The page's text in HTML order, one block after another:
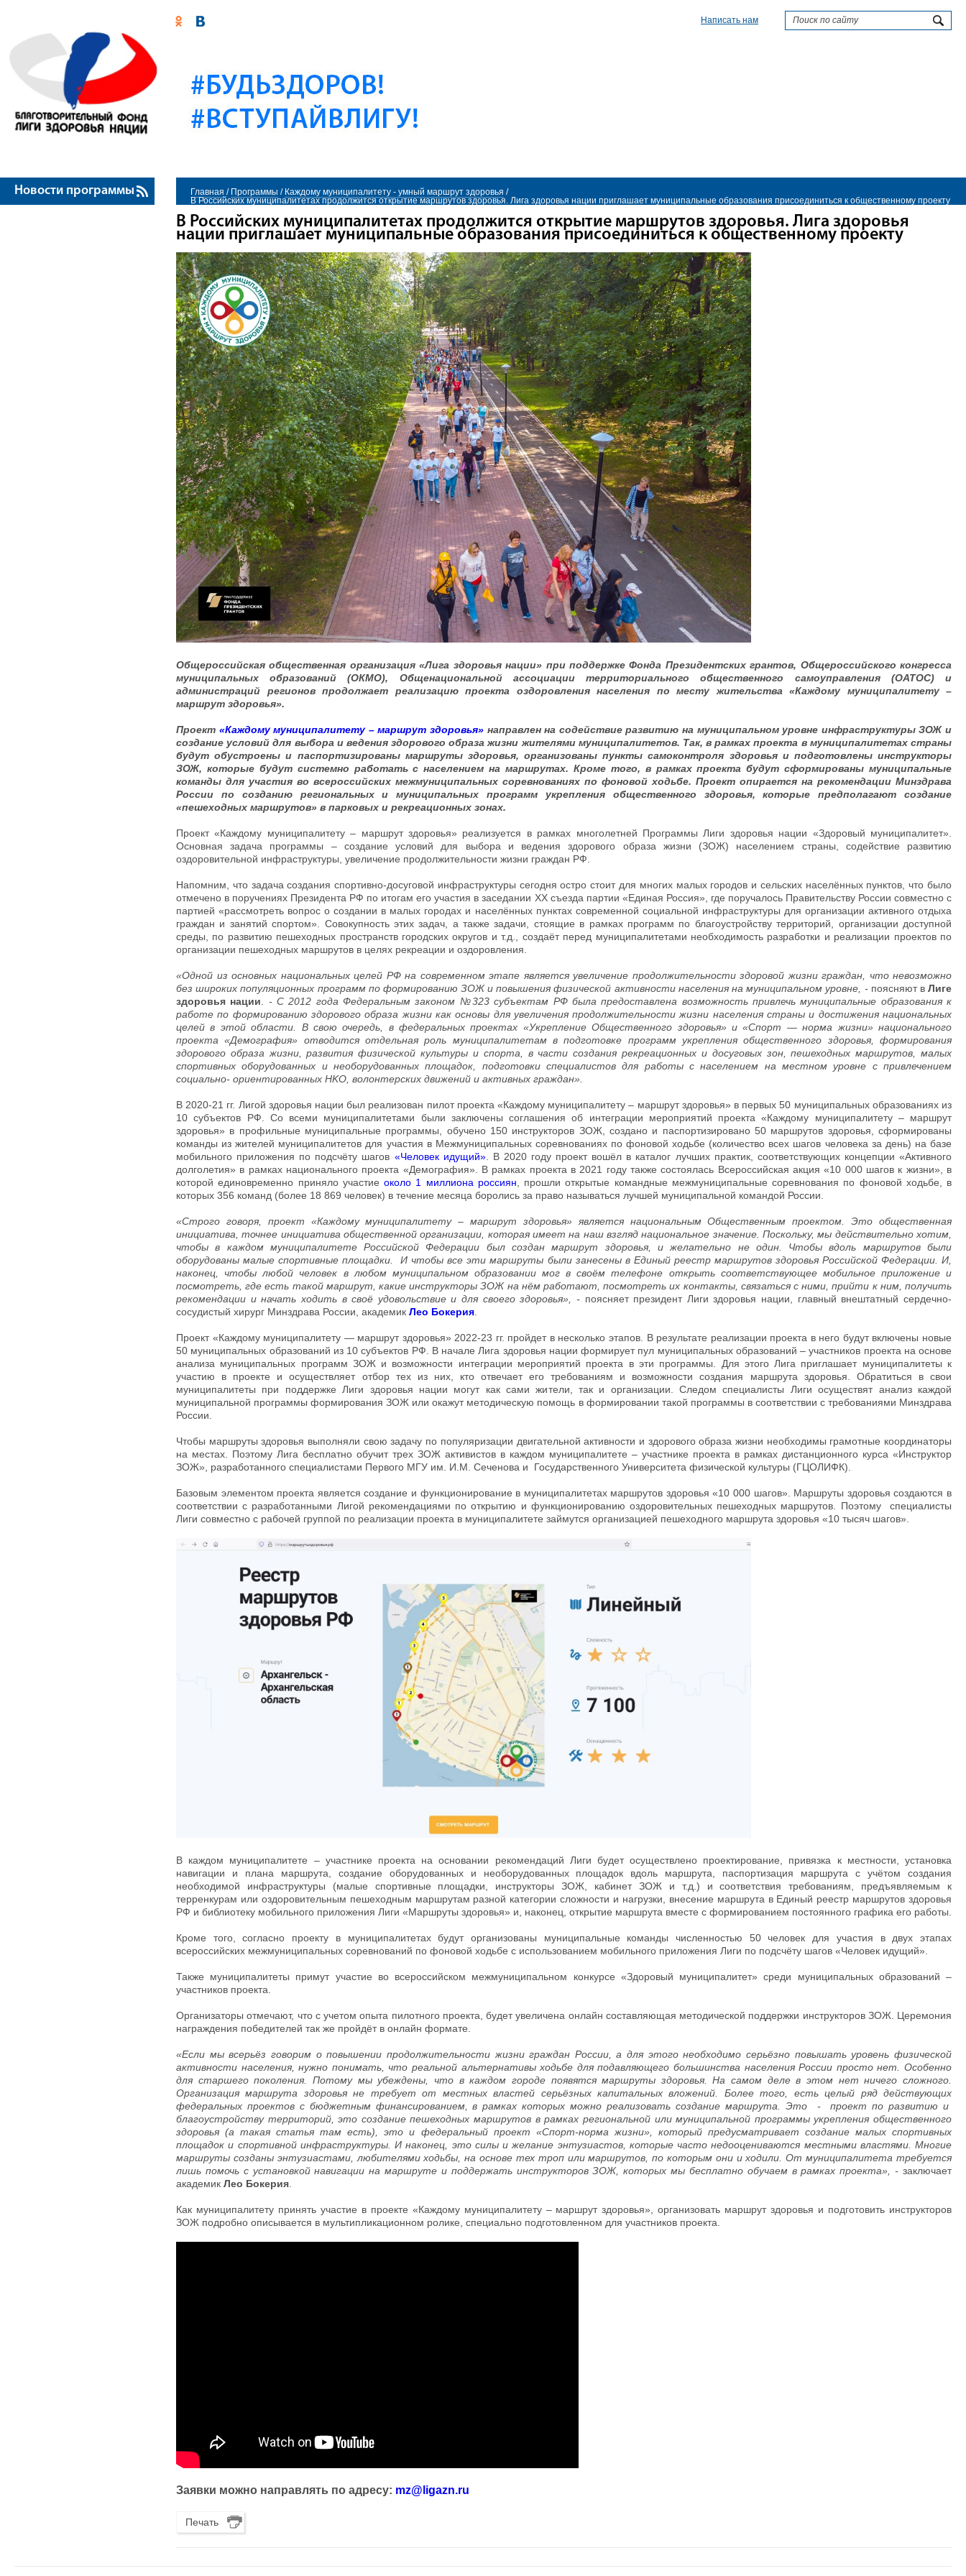
Написать нам
Новости программы Главная / Программы / Каждому муниципалитету - умный маршрут здоровья /
В Российских муниципалитетах продолжится открытие маршрутов здоровья. Лига здоровья нации приглашает муниципальные образования присоединиться к общественному проекту
В Российских муниципалитетах продолжится открытие маршрутов здоровья. Лига здоровья
нации приглашает муниципальные образования присоединиться к общественному проекту
Общероссийская общественная организация «Лига здоровья нации» при поддержке Фонда Президентских грантов, Общероссийского конгресса
муниципальных образований (ОКМО), Общенациональной ассоциации территориального общественного самоуправления (OATOC) и
администраций регионов продолжает реализацию проекта оздоровления населения по месту жительства «Каждому муниципалитету –
маршрут здоровья».
Проект «Каждому муниципалитету – маршрут здоровья» направлен на содействие развитию на муниципальном уровне инфраструктуры ЗОЖ и
создание условий для выбора и ведения здорового образа жизни жителями муниципалитетов. Так, в рамках проекта в муниципалитетах страны
будут обустроены и паспортизированы маршруты здоровья, организованы пункты самоконтроля здоровья и подготовлены инструкторы
ЗОЖ, которые будут системно работать с населением на маршрутах. Кроме того, в рамках проекта будут сформированы муниципальные
команды для участия во всероссийских межмуниципальных соревнованиях по фоновой ходьбе. Проект опирается на рекомендации Минздрава
России по созданию региональных и муниципальных программ укрепления общественного здоровья, которые предполагают создание
«пешеходных маршрутов» в парковых и рекреационных зонах.
Проект «Каждому муниципалитету – маршрут здоровья» реализуется в рамках многолетней Программы Лиги здоровья нации «Здоровый муниципалитет».
Основная задача программы – создание условий для выбора и ведения здорового образа жизни (ЗОЖ) населением страны, содействие развитию
оздоровительной инфраструктуры, увеличение продолжительности жизни граждан РФ.
Напомним, что задача создания спортивно-досуговой инфраструктуры сегодня остро стоит для многих малых городов и сельских населённых пунктов, что было
отмечено в поручениях Президента РФ по итогам его участия в заседании XX съезда партии «Единая Россия», где поручалось Правительству России совместно с
партией «рассмотреть вопрос о создании в малых городах и населённых пунктах современной социальной инфраструктуры для организации активного отдыха
граждан и занятий спортом». Совокупность этих задач, а также задачи, стоящие в рамках программ по благоустройству территорий, организации доступной
среды, по развитию пешеходных пространств городских округов и т.д., создаёт перед муниципалитетами необходимость разработки и реализации проектов по
организации пешеходных маршрутов в целях рекреации и оздоровления.
«Одной из основных национальных целей РФ на современном этапе является увеличение продолжительности здоровой жизни граждан, что невозможно
без широких популяционных программ по формированию ЗОЖ и повышения физической активности населения на муниципальном уровне, -поясняют в Лиге
здоровья нации
- С 2012 года Федеральным законом №323 субъектам РФ была предоставлена возможность привлечь муниципальные образования к
работе по формированию здорового образа жизни как основы для увеличения продолжительности жизни населения страны и достижения национальных
целей в этой области. В свою очередь, в федеральных проектах «Укрепление Общественного здоровья» и «Спорт — норма жизни» национального
проекта «Демография» отводится отдельная роль муниципалитетам в подготовке программ укрепления общественного здоровья, формирования
здорового образа жизни, развития физической культуры и спорта, в части создания рекреационных и досуговых зон, пешеходных маршрутов, малых
спортивных оборудованных и необорудованных площадок, подготовки специалистов для работы с населением на местном уровне с привлечением
социально- ориентированных HKO, волонтерских движений и активных граждан».
В 2020-21 гг. Лигой здоровья нации был реализован пилот проекта «Каждому муниципалитету – маршрут здоровья» в первых 50 муниципальных образованиях из
10 субъектов РФ. Со всеми муниципалитетами были заключены соглашения об интеграции мероприятий проекта «Каждому муниципалитету – маршрут
здоровья» в профильные муниципальные программы, обучено 150 инструкторов ЗОЖ, создано и паспортизировано 50 маршрутов здоровья, сформированы
команды из жителей муниципалитетов для участия в Межмуниципальных соревнованиях по фоновой ходьбе (количество всех шагов человека за день) на базе
мобильного приложения по подсчёту шагов «Человек идущий». В 2020 году проект вошёл в каталог лучших практик, соответствующих концепции «Активного
долголетия» в рамках национального проекта «Демография». В рамках проекта в 2021 году также состоялась Всероссийская акция «10 000 шагов к жизни», в
которой единовременно приняло участие около 1 миллиона россиян , прошли открытые командные межмуниципальные соревнования по фоновой ходьбе, в
которых 356 команд (более 18 869 человек) в течение месяца боролись за право называться лучшей муниципальной командой России.
«Строго говоря, проект «Каждому муниципалитету – маршрут здоровья» является национальным Общественным проектом. Это общественная
инициатива, точнее инициатива общественной организации, которая имеет на наш взгляд национальное значение. Поскольку, мы действительно хотим,
чтобы в каждом муниципалитете Российской Федерации был создан маршрут здоровья, и желательно не один. Чтобы вдоль маршрутов были
оборудованы малые спортивные площадки. И чтобы все эти маршруты были занесены в Единый реестр маршрутов здоровья Российской Федерации. И,
наконец, чтобы любой человек в любом муниципальном образовании мог в своём телефоне открыть соответствующее мобильное приложение и
посмотреть, где есть такой маршрут, какие инструкторы ЗОЖ на нём работают, посмотреть их контакты, связаться с ними, прийти к ним, получить
рекомендации и начать ходить в своё удовольствие и для своего здоровья», -поясняет президент Лиги здоровья нации, главный внештатный сердечно-
сосудистый хирург Минздрава России, академик Лео Бокерия
Проект «Каждому муниципалитету — маршрут здоровья» 2022-23 гг. пройдет в несколько этапов. В результате реализации проекта в него будут включены новые
50 муниципальных образований из 10 субъектов РФ. В начале Лига здоровья нации формирует пул муниципальных образований – участников проекта на основе
анализа муниципальных программ ЗОЖ и возможности интеграции мероприятий проекта в эти программы. Для этого Лига приглашает муниципалитеты к
участию в проекте и осуществляет отбор тех из них, кто отвечает его требованиям и возможности создания маршрута здоровья. Обратиться в свои
муниципалитеты при поддержке Лиги здоровья нации могут как сами жители, так и организации. Следом специалисты Лиги осуществят анализ каждой
муниципальной программы формирования ЗОЖ или окажут методическую помощь в формировании такой программы в соответствии с требованиями Минздрава
России.
Чтобы маршруты здоровья выполняли свою задачу по популяризации двигательной активности и здорового образа жизни необходимы грамотные координаторы
на местах. Поэтому Лига бесплатно обучит трех ЗОЖ активистов в каждом муниципалитете – участнике проекта в рамках дистанционного курса «Инструктор
ЗОЖ», разработанного специалистами Первого МГУ им. И.М. Сеченова и Государственного Университета физической культуры (ГЦОЛИФК).
Базовым элементом проекта является создание и функционирование в муниципалитетах маршрутов здоровья «10 000 шагов». Маршруты здоровья создаются в
соответствии с разработанными Лигой рекомендациями по открытию и функционированию оздоровительных пешеходных маршрутов. Поэтому специалисты
Лиги совместно с рабочей группой по реализации проекта в муниципалитете займутся организацией пешеходного маршрута здоровья «10 тысяч шагов».
В каждом муниципалитете – участнике проекта на основании рекомендаций Лиги будет осуществлено проектирование, привязка к местности, установка
навигации и плана маршрута, создание оборудованных и необорудованных площадок вдоль маршрута, паспортизация маршрута с учётом создания
необходимой инфраструктуры (малые спортивные площадки, инструкторы ЗОЖ, кабинет ЗОЖ и т.д.) и соответствия требованиям, предъявляемым к
терренкурам или оздоровительным пешеходным маршрутам разной категории сложности и нагрузки, внесение маршрута в Единый реестр маршрутов здоровья
РФ и библиотеку мобильного приложения Лиги «Маршруты здоровья» и, наконец, открытие маршрута вместе с формированием постоянного графика его работы.
Кроме того, согласно проекту в муниципалитетах будут организованы муниципальные команды численностью 50 человек для участия в двух этапах
всероссийских межмуниципальных соревнований по фоновой ходьбе с использованием мобильного приложения Лиги по подсчёту шагов «Человек идущий».
Также муниципалитеты примут участие во всероссийском межмуниципальном конкурсе «Здоровый муниципалитет» среди муниципальных образований –
участников проекта.
Организаторы отмечают, что с учетом опыта пилотного проекта, будет увеличена онлайн составляющая методической поддержки инструкторов ЗОЖ. Церемония
награждения победителей так же пройдёт в онлайн формате.
«Если мы всерьёз говорим о повышении продолжительности жизни граждан России, а для этого необходимо серьёзно повышать уровень физической
активности населения, нужно понимать, что реальной альтернативы ходьбе для подавляющего большинства населения России просто нет. Особенно
для старшего поколения. Потому мы убеждены, что в каждом городе появятся маршруты здоровья. На самом деле в этом нет ничего сложного.
Организация маршрута здоровья не требует от местных властей серьёзных капитальных вложений. Более того, есть целый ряд действующих
федеральных проектов с бюджетным финансированием, в рамках которых можно реализовать создание маршрута. Это - проект по развитию и
благоустройству территорий, это создание пешеходных маршрутов в рамках региональной или муниципальной программы укрепления общественного
здоровья (а такая статья там есть), это и федеральный проект «Спорт-норма жизни», который предусматривает создание малых спортивных
площадок и спортивной инфраструктуры. И наконец, это силы и желание энтузиастов, которые часто недооцениваются местными властями. Многие
маршруты созданы энтузиастами, любителями ходьбы, на основе тех троп или маршрутов, по которым они и ходили. От муниципалитета требуется
лишь помочь с установкой навигации на маршруте и поддержать инструкторов ЗОЖ, которых мы бесплатно обучаем в рамках проекта», - заключает
академик Лео Бокерия
Как муниципалитету принять участие в проекте «Каждому муниципалитету – маршрут здоровья», организовать маршрут здоровья и подготовить инструкторов
ЗОЖ подробно описывается в мультипликационном ролике, специально подготовленном для участников проекта.
Заявки можно направлять по адресу: mz@ligazn.ru
Печать